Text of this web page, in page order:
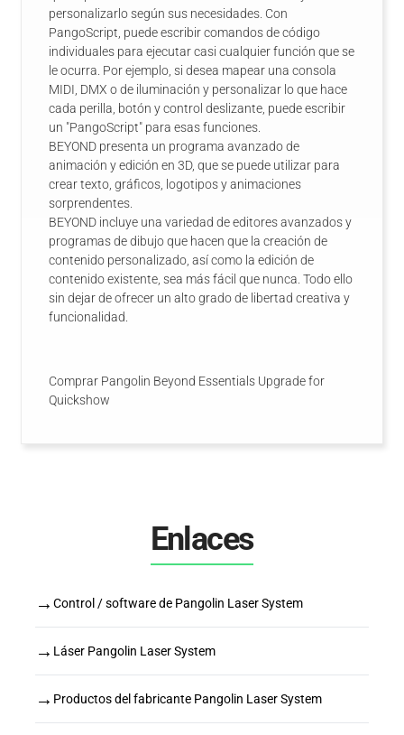
personalizarlo según sus necesidades. Con
PangoScript, puede escribir comandos de código
individuales para ejecutar casi cualquier función que se
le ocurra. Por ejemplo, si desea mapear una consola
MIDI, DMX o de iluminación y personalizar lo que hace
cada perilla, botón y control deslizante, puede escribir
un "PangoScript" para esas funciones.
BEYOND presenta un programa avanzado de
animación y edición en 3D, que se puede utilizar para
crear texto, gráficos, logotipos y animaciones
sorprendentes.
BEYOND incluye una variedad de editores avanzados y
programas de dibujo que hacen que la creación de
contenido personalizado, así como la edición de
contenido existente, sea más fácil que nunca. Todo ello
sin dejar de ofrecer un alto grado de libertad creativa y
funcionalidad.
Comprar Pangolin Beyond Essentials Upgrade for
Quickshow
Enlaces
→ Control / software de Pangolin Laser System
→ Láser Pangolin Laser System
→ Productos del fabricante Pangolin Laser System